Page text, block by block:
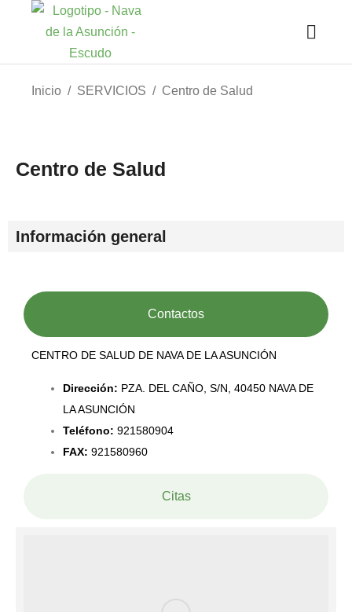
Estás aquí:
Inicio SERVICIOS Centro de Salud
Centro de Salud
Información general
Contactos
Citas
CENTRO DE SALUD DE NAVA DE LA ASUNCIÓN
Dirección: PZA. DEL CAÑO, S/N, 40450 NAVA DE
LA ASUNCIÓN
Teléfono: 921580904
FAX: 921580960